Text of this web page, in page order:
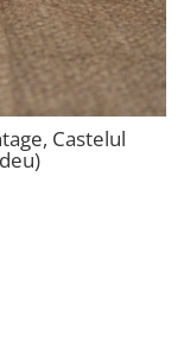
Castelul